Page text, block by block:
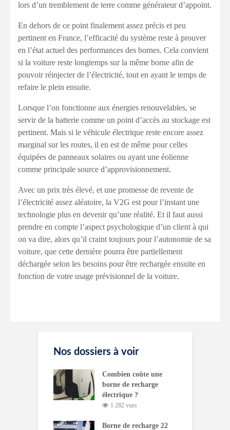
lors d’un tremblement de terre comme générateur d’appoint.
En dehors de ce point finalement assez précis et peu
pertinent en France, l’efficacité du système reste à prouver
en l’état actuel des performances des bornes. Cela convient
si la voiture reste longtemps sur la même borne afin de
pouvoir réinjecter de l’électricité, tout en ayant le temps de
refaire le plein ensuite.
Lorsque l’on fonctionne aux énergies renouvelables, se
servir de la batterie comme un point d’accès au stockage est
pertinent. Mais si le véhicule électrique reste encore assez
marginal sur les routes, il en est de même pour celles
équipées de panneaux solaires ou ayant une éolienne
comme principale source d’approvisionnement.
Avec un prix très élevé, et une promesse de revente de
l’électricité assez aléatoire, la V2G est pour l’instant une
technologie plus en devenir qu’une réalité. Et il faut aussi
prendre en compte l’aspect psychologique d’un client à qui
on va dire, alors qu’il craint toujours pour l’autonomie de sa
voiture, que cette dernière pourra être partiellement
déchargée selon les besoins pour être rechargée ensuite en
fonction de votre usage prévisionnel de la voiture.
Nos dossiers à voir
Combien coûte une
borne de recharge
électrique ?
1 282 vues
Borne de recharge 22